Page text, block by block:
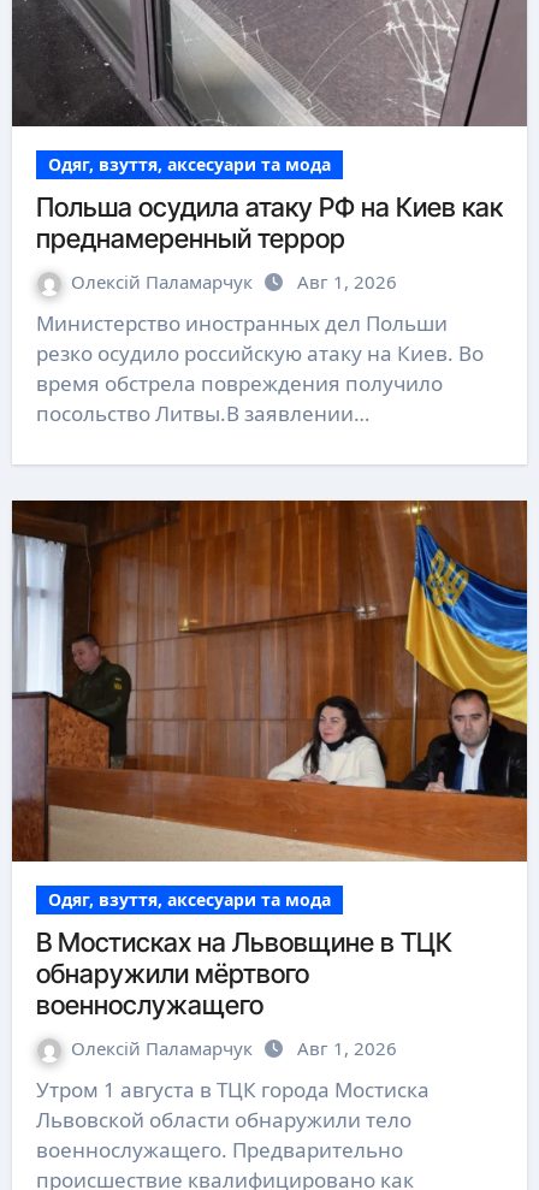
Одяг, взуття, аксесуари та мода
Польша осудила атаку РФ на Киев как
преднамеренный террор
Олексій Паламарчук Авг 1, 2026
Министерство иностранных дел Польши
резко осудило российскую атаку на Киев. Во
время обстрела повреждения получило
посольство Литвы.В заявлении…
Одяг, взуття, аксесуари та мода
В Мостисках на Львовщине в ТЦК
обнаружили мёртвого
военнослужащего
Олексій Паламарчук Авг 1, 2026
Утром 1 августа в ТЦК города Мостиска
Львовской области обнаружили тело
военнослужащего. Предварительно
происшествие квалифицировано как